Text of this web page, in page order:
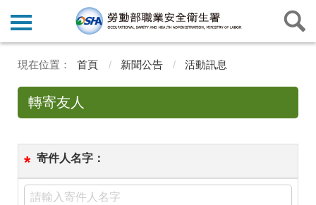
首頁 新聞公告 活動訊息
轉寄友人
* 寄件人名字：